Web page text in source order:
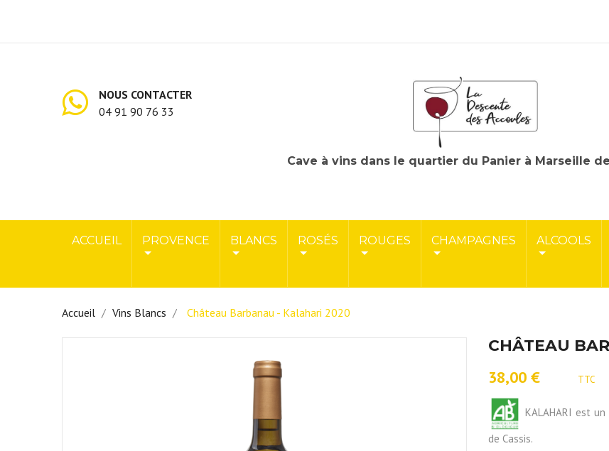
NOUS CONTACTER
04 91 90 76 33
Cave à vins dans le quartier du Panier à Marseille
ACCUEIL PROVENCE BLANCS ROSÉS ROUGES CHAMPAGNES ALCOOLS
Accueil Vins Blancs Château Barbanau - Kalahari 2020
CHÂTEAU
38,00 € TTC
KALAHARI est
de Cassis.